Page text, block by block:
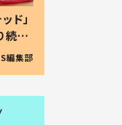
ド」
続け
子
編集部